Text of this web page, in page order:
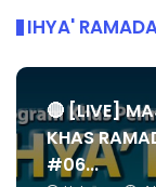
IHYA'
🔴 [LIVE]
KHAS
#06...